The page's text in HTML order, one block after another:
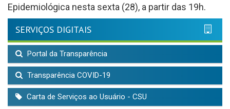
Epidemiológica nesta sexta (28), a partir das 19h.
SERVIÇOS DIGITAIS
Portal da Transparência
Transparência COVID-19
Carta de Serviços ao Usuário - CSU